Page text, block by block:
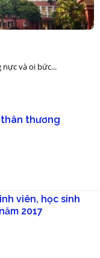
và oi bức...
thương
viên, học sinh
2017